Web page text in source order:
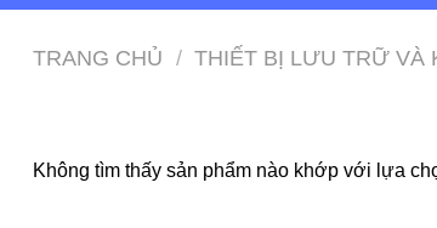
TRANG CHỦ / THIẾT BỊ LƯU TRỮ VÀ
Không tìm thấy sản phẩm nào khớp với lựa